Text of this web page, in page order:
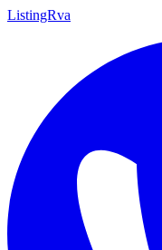
ListingRva